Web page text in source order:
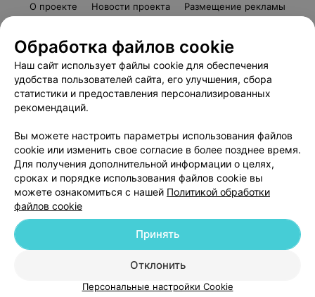
О проекте Новости проекта
Размещение рекламы
Пользовательское соглашение
Способы оплаты
Вакансии
Партнеры
Написать руководителю 103.by
Обработка персональных данных
© 2026 ООО «Артокс Лаб», УНП 191700409
| 220012, Республика Беларусь,
Служба поддержки +375 291212755
Обработка файлов cookie
Наш сайт использует файлы cookie для обеспечения
удобства пользователей сайта, его улучшения, сбора
статистики и предоставления персонализированных
рекомендаций.
Вы можете настроить параметры использования файлов
cookie или изменить свое согласие в более позднее время.
Для получения дополнительной информации о целях,
сроках и порядке использования файлов cookie вы
можете ознакомиться с нашей Политикой обработки
файлов cookie
Отклонить
Принять
Персональные настройки Cookie